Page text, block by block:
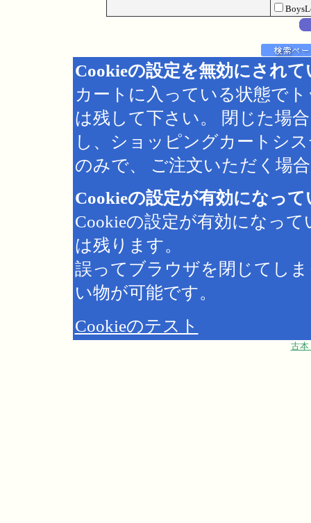
Cookieの設定を無効にされ
カートに入っている状態で
は残して下さい。 閉じた場
し、ショッピングカートシ
のみで、 ご注文いただく場
Cookieの設定が有効になっ
Cookieの設定が有効になっ
は残ります。
誤ってブラウザを閉じてし
い物が可能です。
Cookieのテスト
古本